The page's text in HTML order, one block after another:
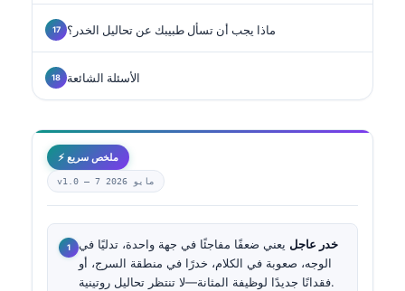
ماذا يجب أن تسأل طبيبك عن تحاليل الخدر؟
الأسئلة الشائعة
⚡ ملخص سريع
v1.0 — 7 مايو 2026
خدر عاجل يعني ضعفًا مفاجئًا في جهة واحدة، تدليًا في
الوجه، صعوبة في الكلام، خدرًا في منطقة السرج، أو
فقدانًا جديدًا لوظيفة المثانة—لا تنتظر تحاليل روتينية.